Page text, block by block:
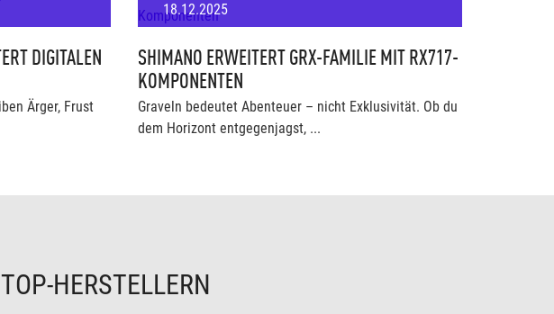
DIGITALEN
Ärger, Frust
18.12.2025
SHIMANO ERWEITERT GRX-FAMILIE MIT RX717-
KOMPONENTEN
Graveln bedeutet Abenteuer – nicht Exklusivität. Ob du
dem Horizont entgegenjagst, ...
HERSTELLERN